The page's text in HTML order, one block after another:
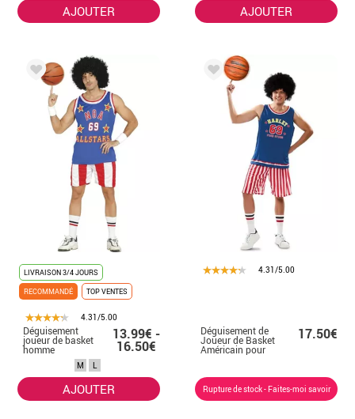
AJOUTER AJOUTER
LIVRAISON 3/4 JOURS
RECOMMANDÉ
TOP VENTES
4.31/5.00
Déguisement
joueur de basket
homme
13.99€ -
16.50€
M L
AJOUTER
4.31/5.00
Déguisement de
Joueur de Basket
Américain pour
17.50€
Rupture de stock - Faites-moi savoir